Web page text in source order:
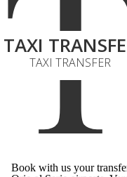
TAXI
TAXI TRANSFER
Book with us your